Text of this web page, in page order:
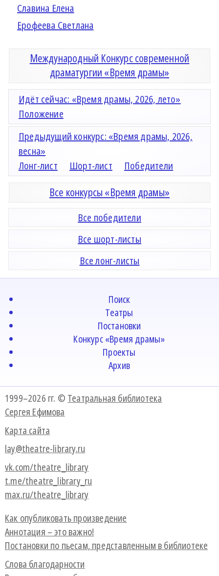
Славина Елена
Ерофеева Светлана
Международный Конкурс современной
драматургии «Время драмы»
Идёт сейчас: «Время драмы, 2026, лето»
Положение
Предыдущий конкурс: «Время драмы, 2026,
весна»
Лонг-лист
Шорт-лист Победители
Все конкурсы «Время драмы»
Все победители
Все шорт-листы
Все лонг-листы
Поиск
Театры
Постановки
Конкурс «Время драмы»
Проекты
Архив
1999–2026 гг. © Театральная библиотека
Сергея Ефимова
Карта сайта
lay@theatre-library.ru
vk.com/theatre_library
t.me/theatre_library_ru
max.ru/theatre_library
Как опубликовать произведение
Аннотация – это важно!
Постановки по пьесам, представленным в библиотеке
Слова благодарности